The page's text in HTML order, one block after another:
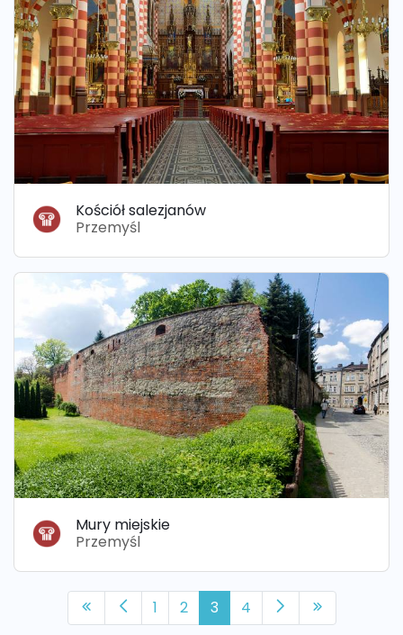
Kościół salezjanów
Przemyśl
Mury miejskie
Przemyśl
1 2 3 4